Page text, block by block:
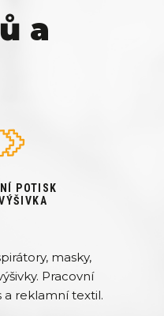
a
POTISK
masky,
Pracovní
a reklamní textil.